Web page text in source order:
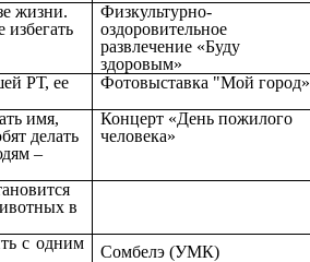
жизни.
избегать
Физкультурно-
оздоровительное
развлечение «Буду
здоровым»
РТ, ее
Фотовыставка "Мой город»
имя,
делать
–
Концерт «День пожилого
человека»
в
с одним
Сомбелэ (УМК)